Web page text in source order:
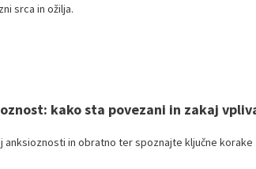
srca in ožilja.
kako sta povezani in zakaj
in obratno ter spoznajte ključne korake